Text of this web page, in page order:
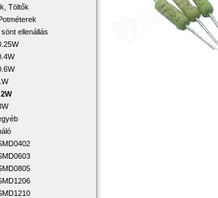
Töltők
ellenállás